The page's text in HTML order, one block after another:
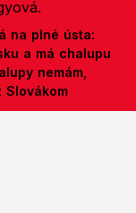
na plné ústa:
a má chalupu
nemám,
Slovákom